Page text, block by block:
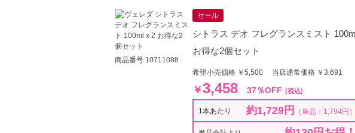
商品番号 10711088
セール
シトラス デオ フレグランスミスト
お得な2個セット
希望小売価格 ￥5,500 当店通常価格 ￥3,691
￥3,458 37％OFF (税込)
1本あたり 約1,729円 （単品：1,794円）